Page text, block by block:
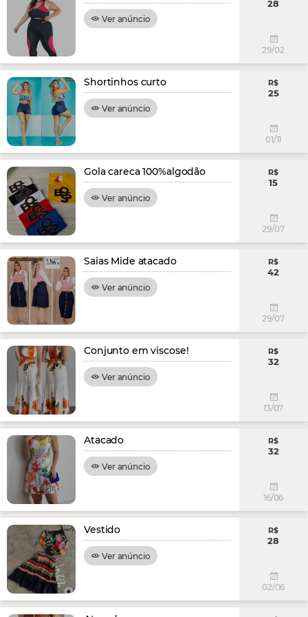
Ver anúncio
28
29/02
Shortinhos curto
Ver anúncio
R$
25
01/11
Gola careca 100%algodão
Ver anúncio
R$
15
29/07
Saias Mide atacado
Ver anúncio
R$
42
29/07
Conjunto em viscose!
Ver anúncio
R$
32
13/07
Atacado
Ver anúncio
R$
32
16/06
Vestido
Ver anúncio
R$
28
02/06